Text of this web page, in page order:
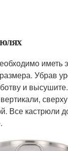
Убрав
и
Все кастрюли